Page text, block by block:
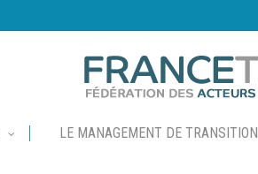
LE MANAGEMENT DE TRANSITION